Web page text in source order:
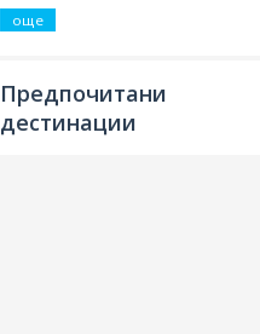
още
Предпочитани
дестинации